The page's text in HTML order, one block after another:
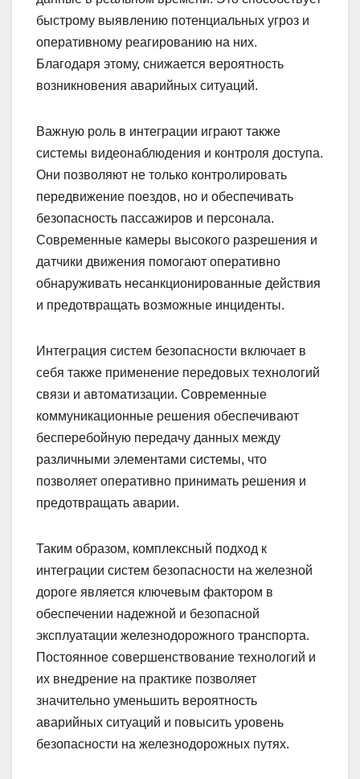
быстрому выявлению потенциальных угроз и
оперативному реагированию на них.
Благодаря этому, снижается вероятность
возникновения аварийных ситуаций.
Важную роль в интеграции играют также
системы видеонаблюдения и контроля доступа.
Они позволяют не только контролировать
передвижение поездов, но и обеспечивать
безопасность пассажиров и персонала.
Современные камеры высокого разрешения и
датчики движения помогают оперативно
обнаруживать несанкционированные действия
и предотвращать возможные инциденты.
Интеграция систем безопасности включает в
себя также применение передовых технологий
связи и автоматизации. Современные
коммуникационные решения обеспечивают
бесперебойную передачу данных между
различными элементами системы, что
позволяет оперативно принимать решения и
предотвращать аварии.
Таким образом, комплексный подход к
интеграции систем безопасности на железной
дороге является ключевым фактором в
обеспечении надежной и безопасной
эксплуатации железнодорожного транспорта.
Постоянное совершенствование технологий и
их внедрение на практике позволяет
значительно уменьшить вероятность
аварийных ситуаций и повысить уровень
безопасности на железнодорожных путях.